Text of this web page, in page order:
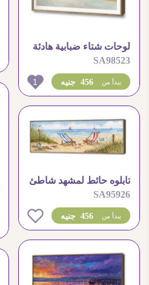
لوحات شتاء ضبابية هادئة
SA98523
456 جنيه يبدأ من 1
تابلوه حائط لمشهد شاطئ
صيفي هادئ ومريح
SA95926
456 جنيه يبدأ من